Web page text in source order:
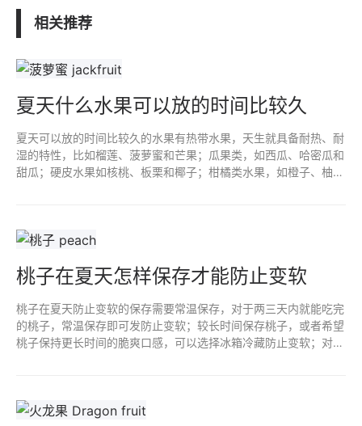
相关推荐
夏天什么水果可以放的时间比较久
夏天可以放的时间比较久的水果有热带水果，天生就具备耐热、耐
湿的特性，比如榴莲、菠萝蜜和芒果；瓜果类，如西瓜、哈密瓜和
甜瓜；硬皮水果如核桃、板栗和椰子；柑橘类水果，如橙子、柚子
桃子在夏天怎样保存才能防止变软
桃子在夏天防止变软的保存需要常温保存，对于两三天内就能吃完
的桃子，常温保存即可发防止变软；较长时间保存桃子，或者希望
桃子保持更长时间的脆爽口感，可以选择冰箱冷藏防止变软；对于